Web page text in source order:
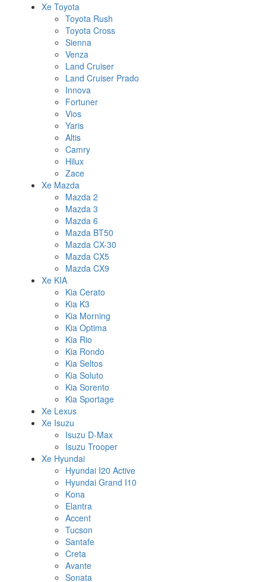
Xe Toyota
Toyota Rush
Toyota Cross
Sienna
Venza
Land Cruiser
Land Cruiser Prado
Innova
Fortuner
Vios
Yaris
Altis
Camry
Hilux
Zace
Xe Mazda
Mazda 2
Mazda 3
Mazda 6
Mazda BT50
Mazda CX-30
Mazda CX5
Mazda CX9
Xe KIA
Kia Cerato
Kia K3
Kia Morning
Kia Optima
Kia Rio
Kia Rondo
Kia Seltos
Kia Soluto
Kia Sorento
Kia Sportage
Xe Lexus
Xe Isuzu
Isuzu D-Max
Isuzu Trooper
Xe Hyundai
Hyundai I20 Active
Hyundai Grand I10
Kona
Elantra
Accent
Tucson
Santafe
Creta
Avante
Sonata